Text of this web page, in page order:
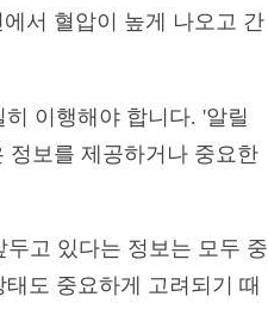
서 혈압이 높게 나오고 간
이행해야 합니다. '알릴
정보를 제공하거나 중요한
고 있다는 정보는 모두 중
도 중요하게 고려되기 때